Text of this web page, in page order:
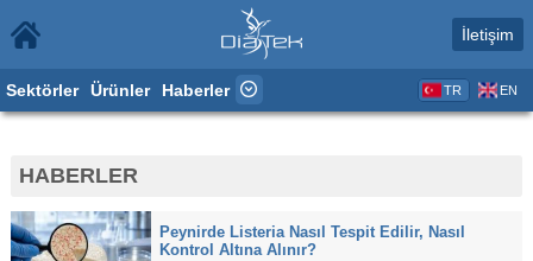
İletişim
Sektörler Ürünler Haberler TR EN
HABERLER
Peynirde Listeria Nasıl Tespit Edilir, Nasıl
Kontrol Altına Alınır?